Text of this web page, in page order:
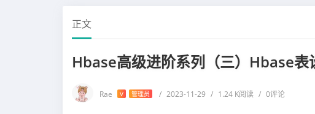
正文
Hbase高级进阶系列（三）Hbase表
Rae V 管理员 / 2023-11-29 / 1.24 K阅读 / 0评论